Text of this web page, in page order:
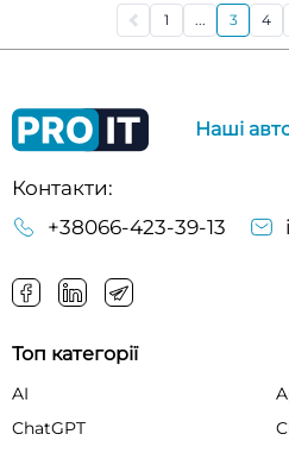
1 ... 3 4
Контакти:
+38066-423-39-13
Наші
Топ категорії
AI
ChatGPT